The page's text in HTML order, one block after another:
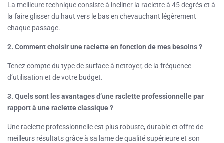
La meilleure technique consiste à incliner la raclette à 45 degrés et à
la faire glisser du haut vers le bas en chevauchant légèrement
chaque passage.
2. Comment choisir une raclette en fonction de mes besoins ?
Tenez compte du type de surface à nettoyer, de la fréquence
d’utilisation et de votre budget.
3. Quels sont les avantages d’une raclette professionnelle par
rapport à une raclette classique ?
Une raclette professionnelle est plus robuste, durable et offre de
meilleurs résultats grâce à sa lame de qualité supérieure et son